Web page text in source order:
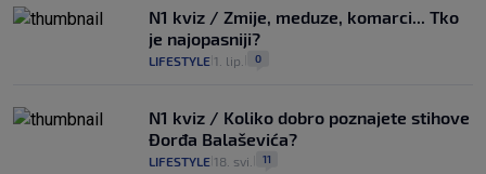
N1 kviz / Zmije, meduze, komarci... Tko
je najopasniji?
LIFESTYLE 1. lip. 0
N1 kviz / Koliko dobro poznajete stihove
Đorđa Balaševića?
LIFESTYLE 18. svi. 11